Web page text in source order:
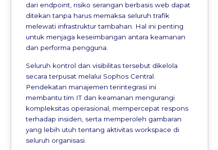
dari endpoint, risiko serangan berbasis web dapat
ditekan tanpa harus memaksa seluruh trafik
melewati infrastruktur tambahan. Hal ini penting
untuk menjaga keseimbangan antara keamanan
dan performa pengguna.
Seluruh kontrol dan visibilitas tersebut dikelola
secara terpusat melalui Sophos Central.
Pendekatan manajemen terintegrasi ini
membantu tim IT dan keamanan mengurangi
kompleksitas operasional, mempercepat respons
terhadap insiden, serta memperoleh gambaran
yang lebih utuh tentang aktivitas workspace di
seluruh organisasi.